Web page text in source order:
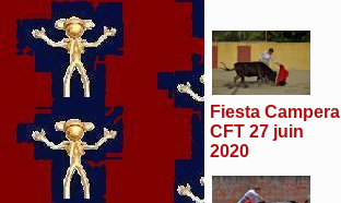
Fiesta Campera
CFT 27 juin
2020